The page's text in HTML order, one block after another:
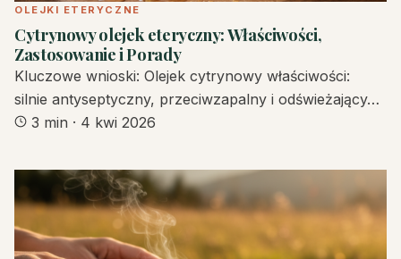
OLEJKI ETERYCZNE
Cytrynowy olejek eteryczny: Właściwości,
Zastosowanie i Porady
Kluczowe wnioski: Olejek cytrynowy właściwości:
silnie antyseptyczny, przeciwzapalny i odświeżający…
3 min · 4 kwi 2026